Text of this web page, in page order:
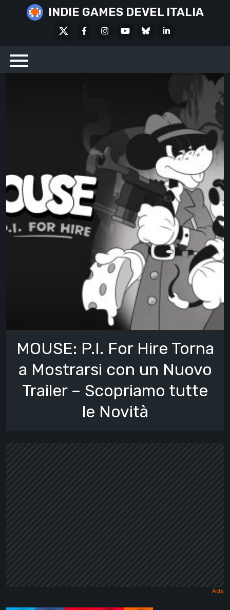
INDIE GAMES DEVEL ITALIA
FacebookInstagramYoutubeBlueskyLinkedIn
MOUSE: P.I. For Hire Torna
a Mostrarsi con un Nuovo
Trailer – Scopriamo tutte
le Novità